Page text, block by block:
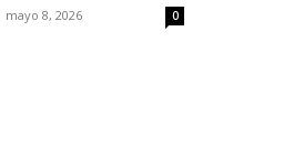
mayo 8, 2026 0